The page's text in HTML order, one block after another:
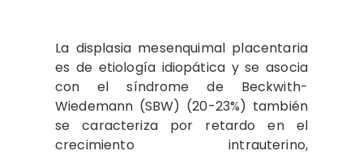
La displasia mesenquimal placentaria
es de etiología idiopática y se asocia
con el síndrome de Beckwith-
Wiedemann (SBW) (20-23%) también
se caracteriza por retardo en el
crecimiento intrauterino,